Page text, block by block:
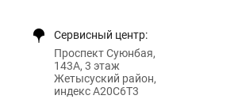
Сервисный центр:
Проспект Суюнбая,
143А, 3 этаж
Жетысуский район,
индекс A20C6T3